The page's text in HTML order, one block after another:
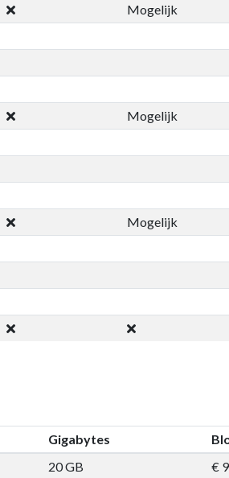
Mogelijk
Mogelijk
Mogelijk
Gigabytes
20 GB €